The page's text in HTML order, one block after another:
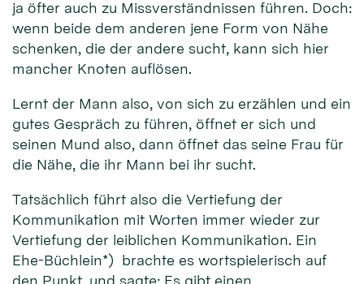
ja öfter auch zu Missverständnissen führen. Doch:
wenn beide dem anderen jene Form von Nähe
schenken, die der andere sucht, kann sich hier
mancher Knoten auflösen.
Lernt der Mann also, von sich zu erzählen und ein
gutes Gespräch zu führen, öffnet er sich und
seinen Mund also, dann öffnet das seine Frau für
die Nähe, die ihr Mann bei ihr sucht.
Tatsächlich führt also die Vertiefung der
Kommunikation mit Worten immer wieder zur
Vertiefung der leiblichen Kommunikation. Ein
Ehe-Büchlein*) brachte es wortspielerisch auf